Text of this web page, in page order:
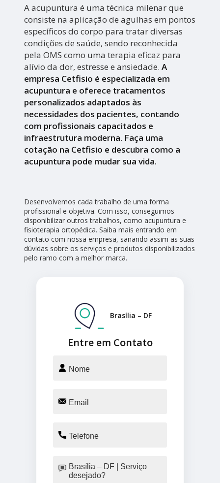
A acupuntura é uma técnica milenar que
consiste na aplicação de agulhas em pontos
específicos do corpo para tratar diversas
condições de saúde, sendo reconhecida
pela OMS como uma terapia eficaz para
alívio da dor, estresse e ansiedade.A
empresa Cetfisio é especializada em
acupuntura e oferece tratamentos
personalizados adaptados às
necessidades dos pacientes, contando
com profissionais capacitados e
infraestrutura moderna. Faça uma
cotação na Cetfisio e descubra como a
acupuntura pode mudar sua vida.
Desenvolvemos cada trabalho de uma forma
profissional e objetiva. Com isso, conseguimos
disponibilizar outros trabalhos, como acupuntura e
fisioterapia ortopédica. Saiba mais entrando em
contato com nossa empresa, sanando assim as suas
dúvidas sobre os serviços e produtos disponibilizados
pelo ramo com a melhor marca.
Entre em Contato
Brasília – DF